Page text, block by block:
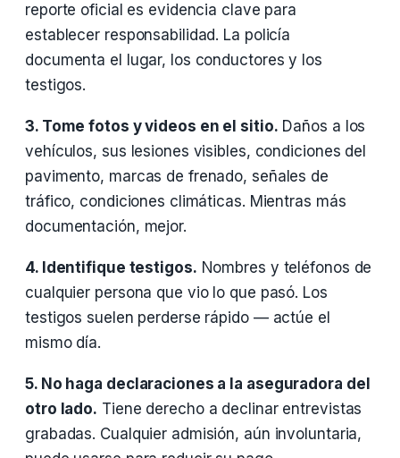
reporte oficial es evidencia clave para
establecer responsabilidad. La policía
documenta el lugar, los conductores y los
testigos.
3. Tome fotos y videos en el sitio. Daños a los
vehículos, sus lesiones visibles, condiciones del
pavimento, marcas de frenado, señales de
tráfico, condiciones climáticas. Mientras más
documentación, mejor.
4. Identifique testigos. Nombres y teléfonos de
cualquier persona que vio lo que pasó. Los
testigos suelen perderse rápido — actúe el
mismo día.
5. No haga declaraciones a la aseguradora del
otro lado. Tiene derecho a declinar entrevistas
grabadas. Cualquier admisión, aún involuntaria,